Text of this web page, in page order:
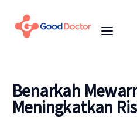
Benarkah
Meningkatkan